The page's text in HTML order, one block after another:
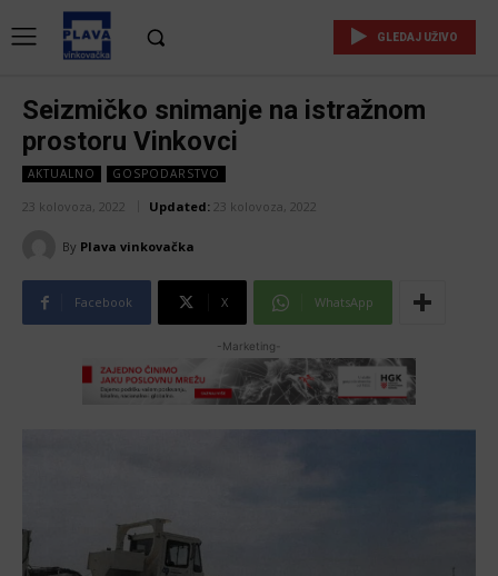
GLEDAJ UŽIVO
Seizmičko snimanje na istražnom
prostoru Vinkovci
AKTUALNO GOSPODARSTVO
23 kolovoza, 2022 Updated: 23 kolovoza, 2022
By Plava vinkovačka
Facebook X WhatsApp
-Marketing-